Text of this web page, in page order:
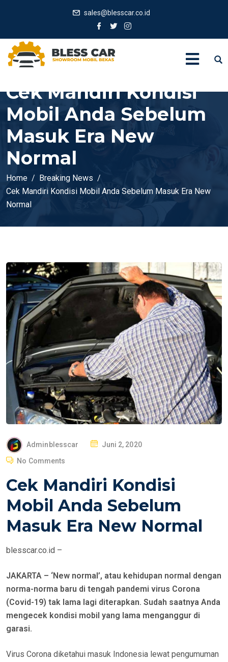
sales@blesscar.co.id
Cek Mandiri Kondisi
Mobil Anda Sebelum
Masuk Era New
Normal
Home
Breaking News
Cek Mandiri Kondisi Mobil Anda Sebelum Masuk Era New
Normal
Adminblesscar
T
D
O
Juni 2, 2020
No Comments
Cek Mandiri Kondisi
Mobil Anda Sebelum
Masuk Era New Normal
blesscar.co.id –
JAKARTA – ‘New normal’, atau kehidupan normal dengan
norma-norma baru di tengah pandemi virus Corona
(Covid-19) tak lama lagi diterapkan. Sudah saatnya Anda
mengecek kondisi mobil yang lama menganggur di
garasi.
Virus Corona diketahui masuk Indonesia lewat pengumuman